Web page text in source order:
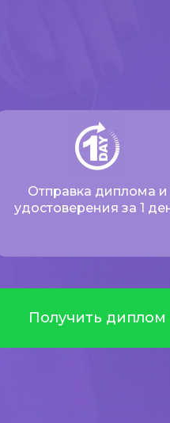
Получить диплом
Отправка диплома и
удостоверения за 1